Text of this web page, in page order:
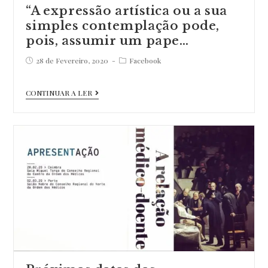
“A expressão artística ou a sua
simples contemplação pode,
pois, assumir um pape…
Post28 de Fevereiro, 2020
PostFacebook
CONTINUAR A LER
“A
a
sua
simples
contemplação
assumir